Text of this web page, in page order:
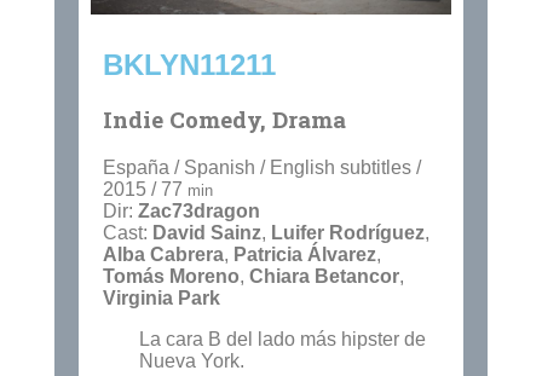
BKLYN11211
Indie Comedy, Drama
España / Spanish / English subtitles /
2015 / 77 min
Dir: Zac73dragon
Cast: David Sainz, Luifer Rodríguez,
Alba Cabrera, Patricia Álvarez,
Tomás Moreno, Chiara Betancor,
Virginia Park
La cara B del lado más hipster de
Nueva York.